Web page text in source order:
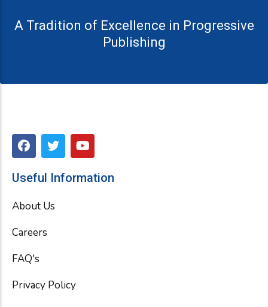
A Tradition of Excellence in Progressive
Publishing
F
a
e
o
T
w
t
r
Y
o
t
Useful Information
About Us
Careers
FAQ's
Privacy Policy